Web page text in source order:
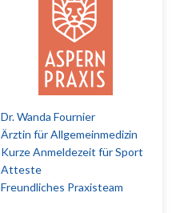
Dr. Wanda Fournier
Ärztin für Allgemeinmedizin
Kurze Anmeldezeit für Sport
Atteste
Freundliches Praxisteam